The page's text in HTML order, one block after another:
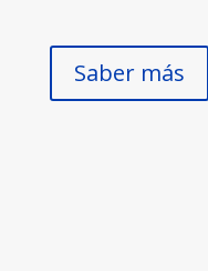
Saber más